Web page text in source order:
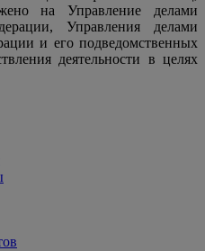
на Управление делами
Управления делами
и его подведомственных
деятельности в целях